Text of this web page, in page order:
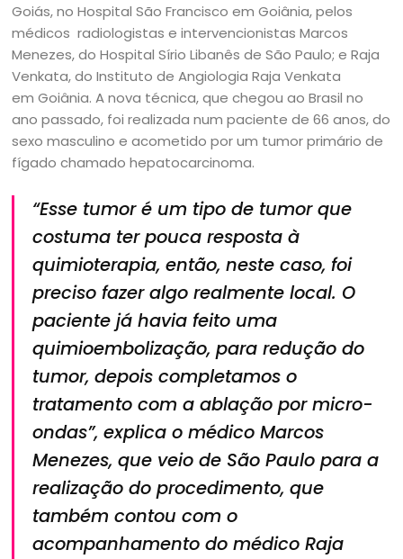
Goiás, no Hospital São Francisco em Goiânia, pelos
médicos radiologistas e intervencionistas Marcos
Menezes, do Hospital Sírio Libanês de São Paulo; e Raja
Venkata, do Instituto de Angiologia Raja Venkata
em Goiânia. A nova técnica, que chegou ao Brasil no
ano passado, foi realizada num paciente de 66 anos, do
sexo masculino e acometido por um tumor primário de
fígado chamado hepatocarcinoma.
“Esse tumor é um tipo de tumor que
costuma ter pouca resposta à
quimioterapia, então, neste caso, foi
preciso fazer algo realmente local. O
paciente já havia feito uma
quimioembolização, para redução do
tumor, depois completamos o
tratamento com a ablação por micro-
ondas”, explica o médico Marcos
Menezes, que veio de São Paulo para a
realização do procedimento, que
também contou com o
acompanhamento do médico Raja